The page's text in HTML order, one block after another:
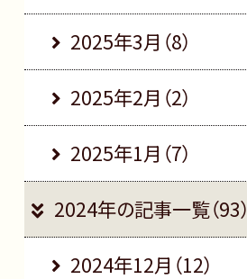
2025年3月（8）
2025年2月（2）
2025年1月（7）
2024年の記事一覧（93）
2024年12月（12）